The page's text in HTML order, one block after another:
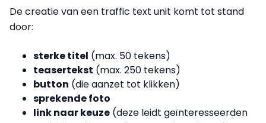
De creatie van een traffic text unit komt tot stand
door:
sterke titel (max. 50 tekens)
teasertekst (max. 250 tekens)
button (die aanzet tot klikken)
sprekende foto
link naar keuze (deze leidt geïnteresseerden